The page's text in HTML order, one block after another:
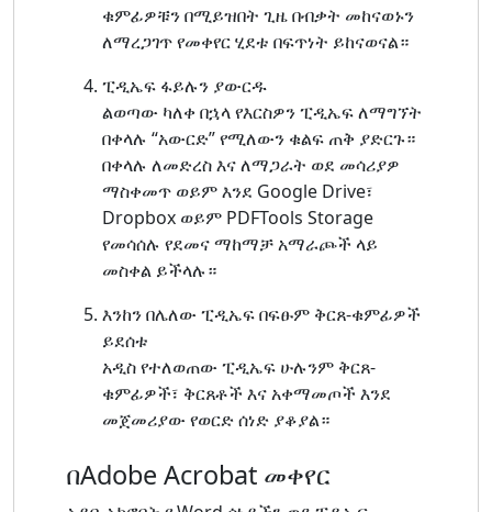
ቁምፊዎቹን በሚይዝበት ጊዜ በብቃት መከናወኑን
ለማረጋገጥ የመቀየር ሂደቱ በፍጥነት ይከናወናል።
ፒዲኤፍ ፋይሉን ያውርዱ
ልወጣው ካለቀ በኋላ የእርስዎን ፒዲኤፍ ለማግኘት
በቀላሉ “አውርድ” የሚለውን ቁልፍ ጠቅ ያድርጉ።
በቀላሉ ለመድረስ እና ለማጋራት ወደ መሳሪያዎ
ማስቀመጥ ወይም እንደ Google Drive፣
Dropbox ወይም PDFTools Storage
የመሳሰሉ የደመና ማከማቻ አማራጮች ላይ
መስቀል ይችላሉ።
እንከን በሌለው ፒዲኤፍ በፍፁም ቅርጸ-ቁምፊዎች
ይደሰቱ
አዲስ የተለወጠው ፒዲኤፍ ሁሉንም ቅርጸ-
ቁምፊዎች፣ ቅርጸቶች እና አቀማመጦች እንደ
መጀመሪያው የወርድ ሰነድ ያቆያል።
በAdobe Acrobat መቀየር